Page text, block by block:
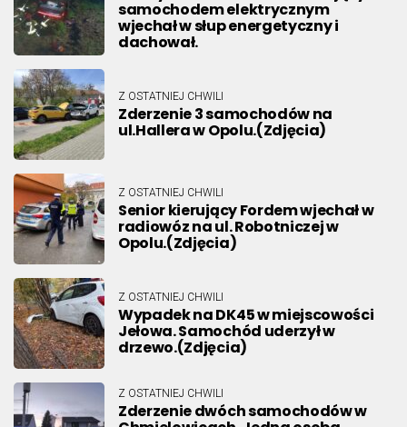
samochodem elektrycznym
wjechał w słup energetyczny i
dachował.
Z OSTATNIEJ CHWILI
Zderzenie 3 samochodów na
ul.Hallera w Opolu.(Zdjęcia)
Z OSTATNIEJ CHWILI
Senior kierujący Fordem wjechał w
radiowóz na ul. Robotniczej w
Opolu.(Zdjęcia)
Z OSTATNIEJ CHWILI
Wypadek na DK45 w miejscowości
Jełowa. Samochód uderzył w
drzewo.(Zdjęcia)
Z OSTATNIEJ CHWILI
Zderzenie dwóch samochodów w